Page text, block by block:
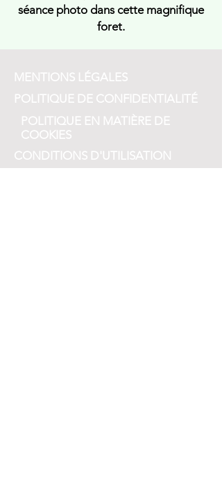
séance photo dans cette magnifique
foret.
MENTIONS LÉGALES
POLITIQUE DE CONFIDENTIALITÉ
POLITIQUE EN MATIÈRE DE
COOKIES
CONDITIONS D'UTILISATION